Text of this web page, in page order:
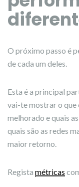
O próximo passo é
de cada um deles.
Esta é a principal
vai-te mostrar o que
melhorado e quais
quais são as redes
maior retorno.
Regista métricas